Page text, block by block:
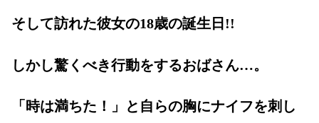
そして訪れた彼女の18歳の誕生日!!
しかし驚くべき行動をするおばさん…。
「時は満ちた！」と自らの胸にナイフを刺し